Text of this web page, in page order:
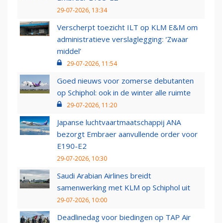
29-07-2026, 13:34
Verscherpt toezicht ILT op KLM E&M om
administratieve verslaglegging: ‘Zwaar
middel’
29-07-2026, 11:54
Goed nieuws voor zomerse debutanten
op Schiphol: ook in de winter alle ruimte
29-07-2026, 11:20
Japanse luchtvaartmaatschappij ANA
bezorgt Embraer aanvullende order voor
E190-E2
29-07-2026, 10:30
Saudi Arabian Airlines breidt
samenwerking met KLM op Schiphol uit
29-07-2026, 10:00
Deadlinedag voor biedingen op TAP Air